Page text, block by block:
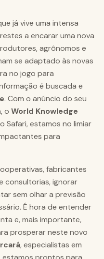
já vive uma intensa
a encarar uma nova
agrônomos e
se adaptado às novas
no jogo para
é buscada e
. Com o anúncio do seu
o World Knowledge
Safari, estamos no limiar
para
fabricantes
consultorias, ignorar
sem olhar a previsão
É hora de entender
e, mais importante,
prosperar neste novo
, especialistas em